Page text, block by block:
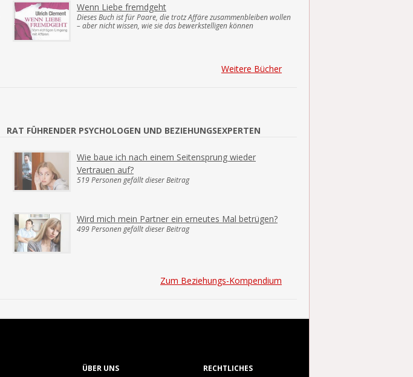
Wenn Liebe fremdgeht
Dieses Buch ist für Paare, die trotz Affäre zusammenbleiben wollen
– aber nicht wissen, wie sie das bewerkstelligen können
Weitere Bücher
RAT FÜHRENDER PSYCHOLOGEN UND BEZIEHUNGSEXPERTEN
Wie baue ich nach einem Seitensprung wieder
Vertrauen auf?
519 Personen gefällt dieser Beitrag
Wird mich mein Partner ein erneutes Mal betrügen?
499 Personen gefällt dieser Beitrag
Zum Beziehungs-Kompendium
ÜBER UNS RECHTLICHES